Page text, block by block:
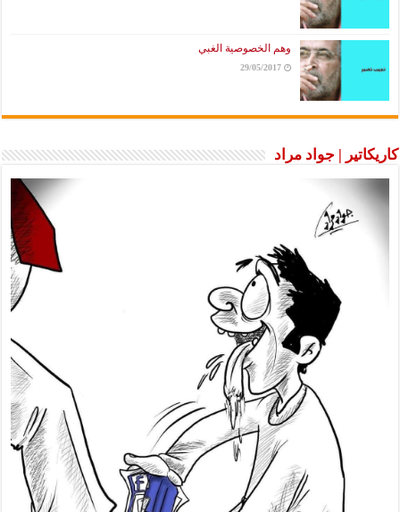
وهم الخصوصية الغبي
29/05/2017
كاريكاتير | جواد مراد